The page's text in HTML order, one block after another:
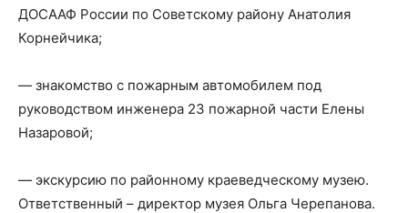
ДОСААФ России по Советскому району Анатолия
Корнейчика;
— знакомство с пожарным автомобилем под
руководством инженера 23 пожарной части Елены
Назаровой;
— экскурсию по районному краеведческому музею.
Ответственный – директор музея Ольга Черепанова.